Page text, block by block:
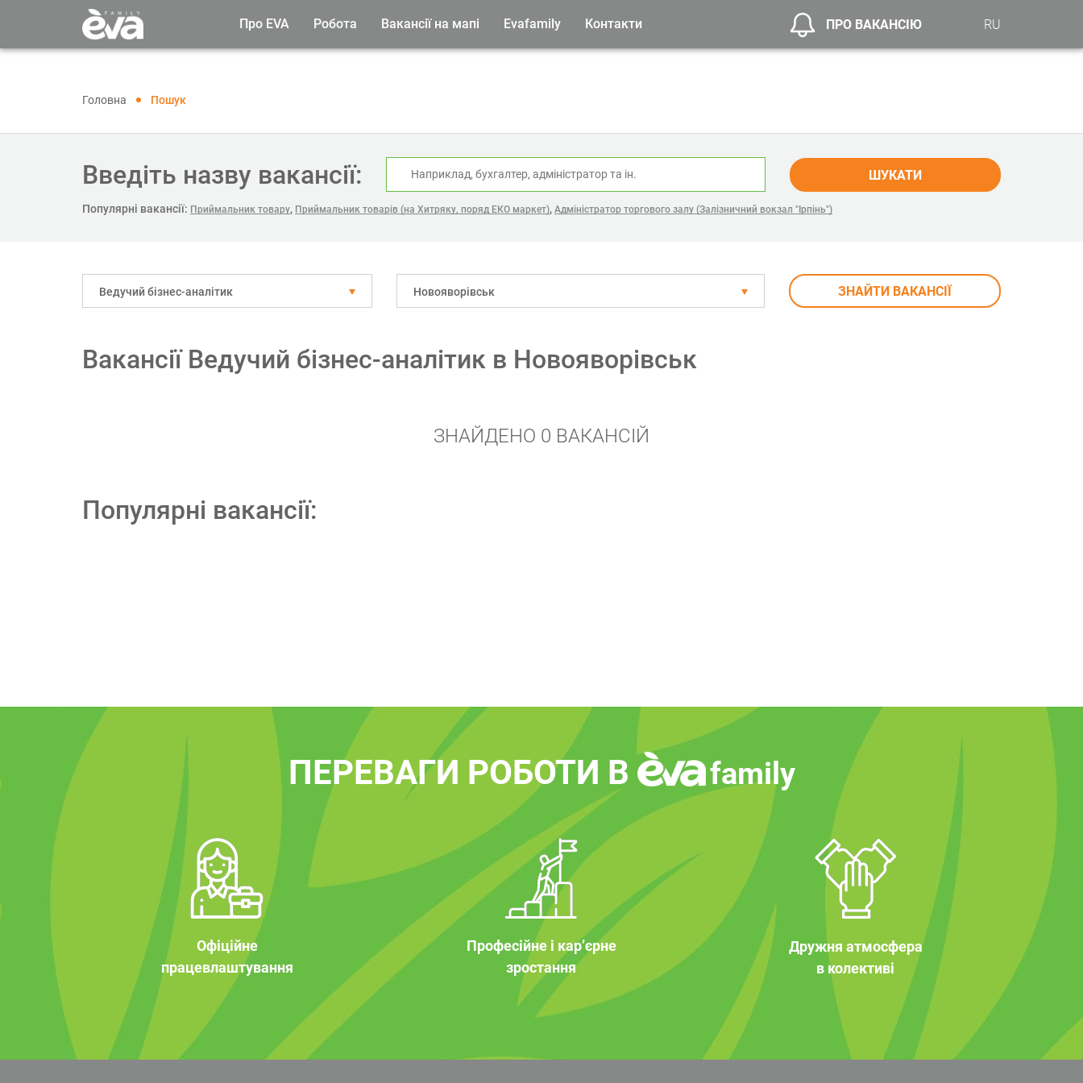
Про EVA Робота Вакансії на мапі Evafamily Контакти ПРО ВАКАНСІЮ RU
Головна Пошук
Введіть назву вакансії: ШУКАТИ
Популярні вакансії: Приймальник товару, Приймальник товарів (на Хитряку, поряд ЕКО маркет), Адміністратор торгового залу (Залізничний вокзал "Ірпінь")
Ведучий бізнес-аналітик Новояворівськ ЗНАЙТИ ВАКАНСІЇ
Вакансії Ведучий бізнес-аналітик в Новояворівськ
ЗНАЙДЕНО 0 ВАКАНСІЙ
Популярні вакансії:
ПЕРЕВАГИ РОБОТИ В family
Офіційне
працевлаштування
Професійне і кар’єрне
зростання
Дружня атмосфера
в колективі